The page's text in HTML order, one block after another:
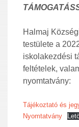
Halmaj
testülete a
iskolakezdési
feltételek,
nyomtatvány:
Tájékoztató és
Nyomtatvány